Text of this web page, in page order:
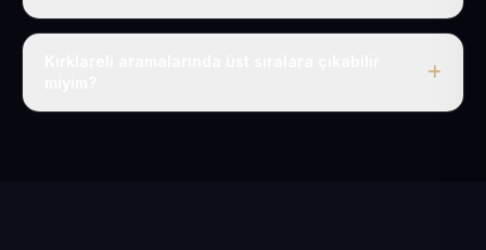
Elbette; Kırklareli iline bağlı bütün ilçelere uzaktan ve